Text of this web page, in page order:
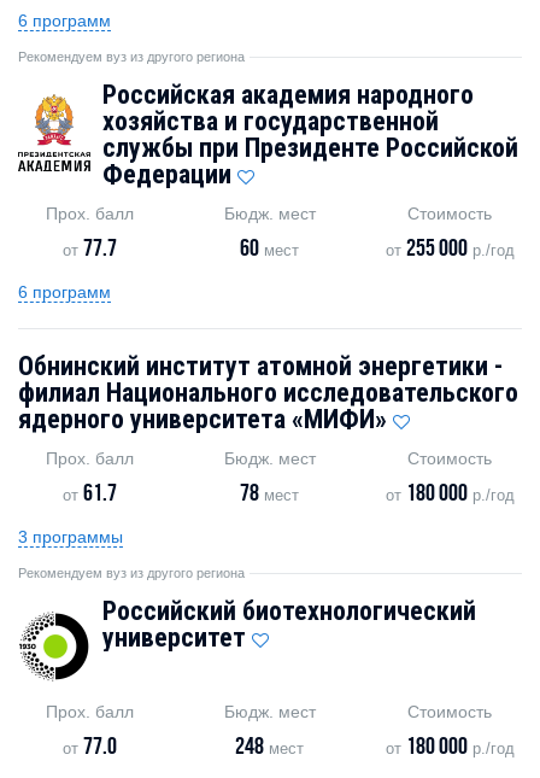
6 программ
Рекомендуем вуз из другого региона
Российская академия народного
хозяйства и государственной
службы при Президенте Российской
Федерации
Прох. балл
от 77.7
Бюдж. мест
60 мест
Стоимость
от 255 000р./год
6 программ
Обнинский институт атомной энергетики -
филиал Национального исследовательского
ядерного университета «МИФИ»
Прох. балл
от61.7
Бюдж. мест
78 мест
Стоимость
от 180 000р./год
3 программы
Рекомендуем вуз из другого региона
Российский биотехнологический
университет
Прох. балл
от 77.0
Бюдж. мест
248 мест
Стоимость
от 180 000р./год